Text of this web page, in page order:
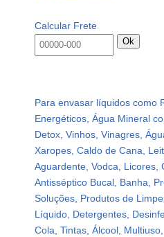
Calcular Frete
Ok
Para envasar líquidos como
Energéticos, Água Mineral
Detox, Vinhos, Vinagres,
Xaropes, Caldo de Cana,
Aguardente, Vodca, Licores,
Antisséptico Bucal, Banha,
Soluções, Produtos de
Líquido, Detergentes,
Cola, Tintas, Álcool,